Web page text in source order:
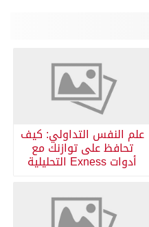
علم النفس التداولي: كيف
تحافظ على توازنك مع
أدوات Exness التحليلية